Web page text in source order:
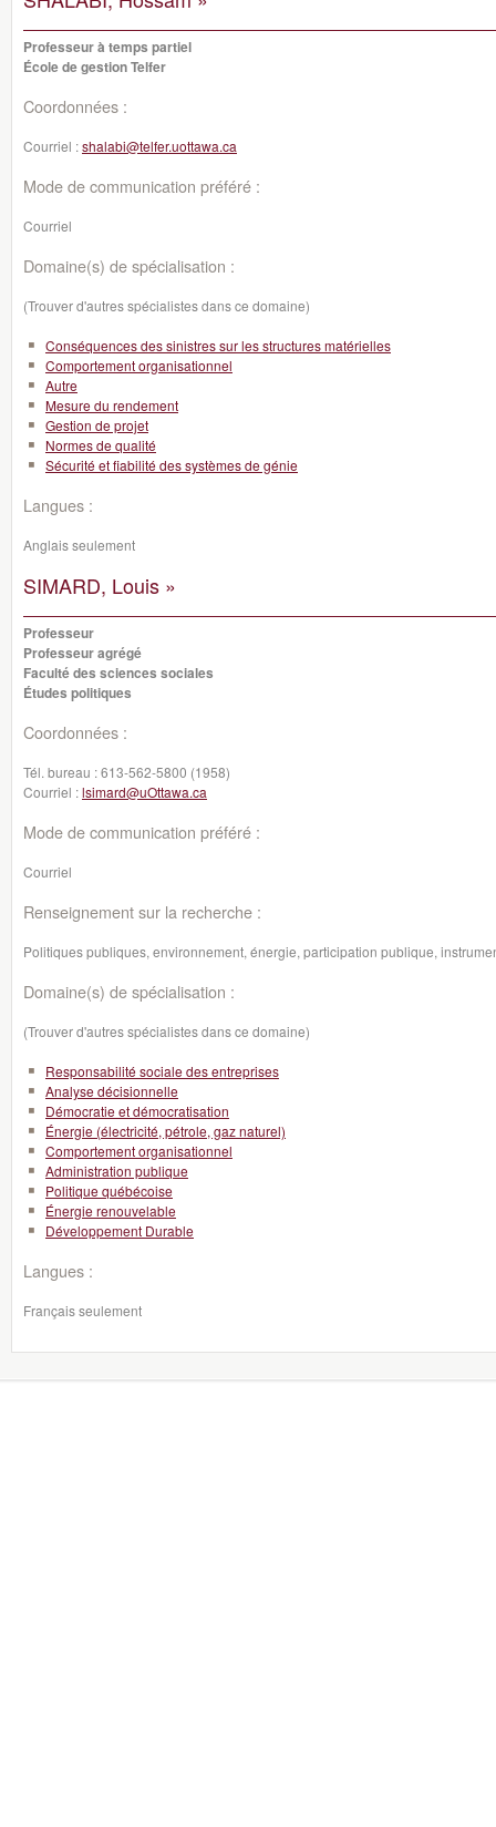
Professeur à temps partiel
École de gestion Telfer
Coordonnées :
Courriel :shalabi@telfer.uottawa.ca
Mode de communication préféré :
Courriel
Domaine(s) de spécialisation :
(Trouver d'autres spécialistes dans ce domaine)
Conséquences des sinistres sur les structures matérielles
Comportement organisationnel
Autre
Mesure du rendement
Gestion de projet
Normes de qualité
Sécurité et fiabilité des systèmes de génie
Langues :
Anglais seulement
SIMARD, Louis »
Professeur
Professeur agrégé
Faculté des sciences sociales
Études politiques
Coordonnées :
Tél. bureau :613-562-5800 (1958)
Courriel :lsimard@uOttawa.ca
Mode de communication préféré :
Courriel
Renseignement sur la recherche :
Politiques publiques, environnement, énergie, participation publique,
Domaine(s) de spécialisation :
(Trouver d'autres spécialistes dans ce domaine)
Responsabilité sociale des entreprises
Analyse décisionnelle
Démocratie et démocratisation
Énergie (électricité, pétrole, gaz naturel)
Comportement organisationnel
Administration publique
Politique québécoise
Énergie renouvelable
Développement Durable
Langues :
Français seulement